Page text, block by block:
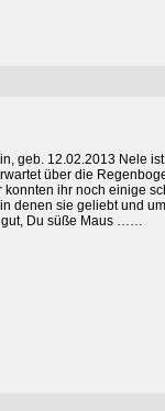
geb. 12.02.2013 Nele
über die
ihr noch einige
denen sie geliebt und
Du süße Maus ……